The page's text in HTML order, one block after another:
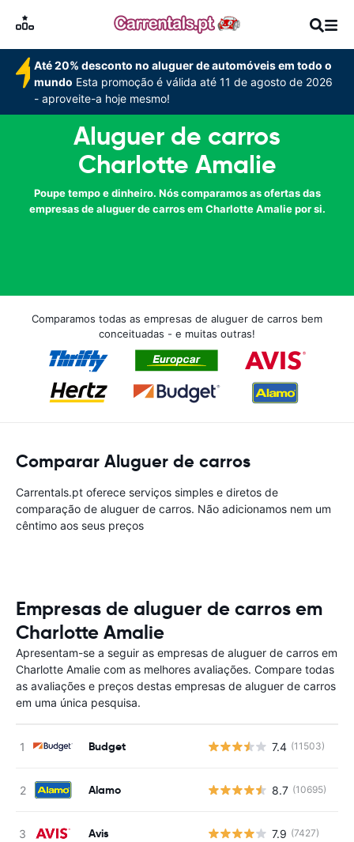
Até 20% desconto no aluguer de automóveis em todo o
mundo Esta promoção é válida até 11 de agosto de 2026
- aproveite-a hoje mesmo!
Aluguer de carros
Charlotte Amalie
Poupe tempo e dinheiro. Nós comparamos as ofertas das
empresas de aluguer de carros em Charlotte Amalie por si.
Comparamos todas as empresas de aluguer de carros bem
conceituadas - e muitas outras!
Comparar Aluguer de carros
Carrentals.pt oferece serviços simples e diretos de
comparação de aluguer de carros. Não adicionamos nem um
cêntimo aos seus preços
Empresas de aluguer de carros em
Charlotte Amalie
Apresentam-se a seguir as empresas de aluguer de carros em
Charlotte Amalie com as melhores avaliações. Compare todas
as avaliações e preços destas empresas de aluguer de carros
em uma única pesquisa.
Budget 7.4 (11503)
Alamo 8.7 (10695)
Avis 7.9 (7427)